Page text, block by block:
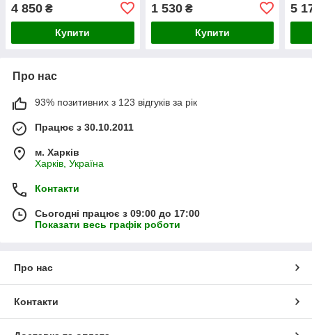
4 850 ₴
Купити
1 530₴
Купити
5
Про нас
93% позитивних з 123 відгуків за рік
Працює з 30.10.2011
м. Харків
Харків, Україна
Контакти
Сьогодні працює з 09:00 до 17:00
Показати весь графік роботи
Про нас
Контакти